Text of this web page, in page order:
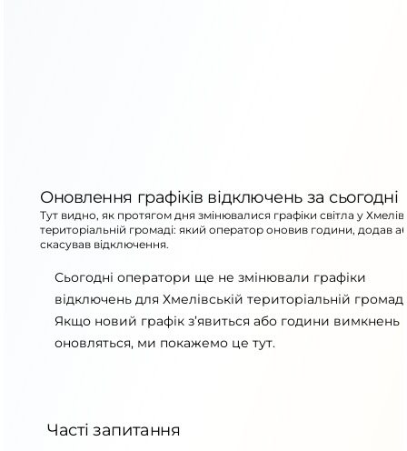
Оновлення графіків відключень за сьогодні
Тут видно, як протягом дня змінювалися графіки світла у
територіальній громаді: який оператор оновив години, додав
скасував відключення.
Сьогодні оператори ще не змінювали графіки
відключень для Хмелівській територіальній
Якщо новий графік з’явиться або години вимкнень
оновляться, ми покажемо це тут.
Часті запитання